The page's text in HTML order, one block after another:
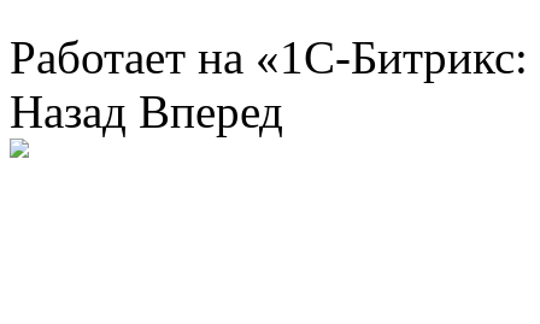
Работает на «1С-
Назад Вперед